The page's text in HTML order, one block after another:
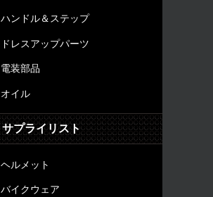
ハンドル＆ステップ
ドレスアップパーツ
電装部品
オイル
サプライリスト
ヘルメット
バイクウェア